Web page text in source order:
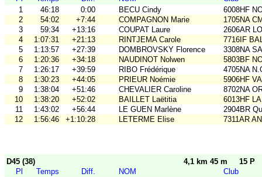
1
46:18 0:00 BECU Cindy
6008HF
2
54:02 +7:44 COMPAGNON Marie
1705NA
3
59:34 +13:16 COUPAT Laure
2606AR
4
1:07:31 +21:13 RINTJEMA Carole
7716IF
5
1:13:57 +27:39 DOMBROVSKY Florence
3308NA
6
1:20:36 +34:18 NAUDINOT Nolwen
5803BF
7
1:26:17 +39:59 RIBO Frédérique
4705NA
8
1:30:23 +44:05 PRIEUR Noémie
5906HF
9
1:38:04 +51:46 CHEVALIER Caroline
8702NA
10
1:38:20 +52:02 BAILLET Laëtitia
6013HF
11
1:43:02 +56:44 LE GUEN Marlène
2904BR
12
1:56:46 +1:10:28 LETERME Elise 7311AR
D45 (38) 4,1 km 45 m
15 P
Pl
Temps Diff. NOM
Club